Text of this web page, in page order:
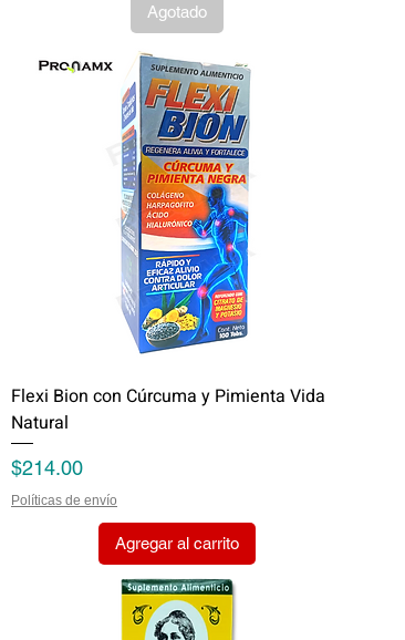
Agotado
Flexi Bion con Cúrcuma y Pimienta Vida
Natural
Precio
$214.00
Políticas de envío
Agregar al carrito